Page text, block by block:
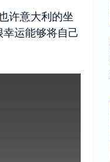
许意大利的坐
运能够将自己